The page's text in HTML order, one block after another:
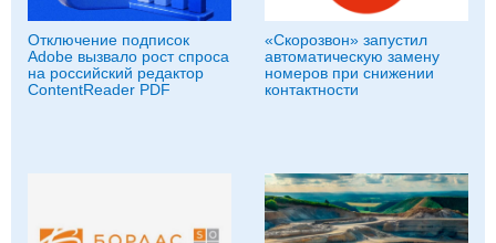
Отключение подписок
Adobe вызвало рост спроса
на российский редактор
ContentReader PDF
«Скорозвон» запустил
автоматическую замену
номеров при снижении
контактности